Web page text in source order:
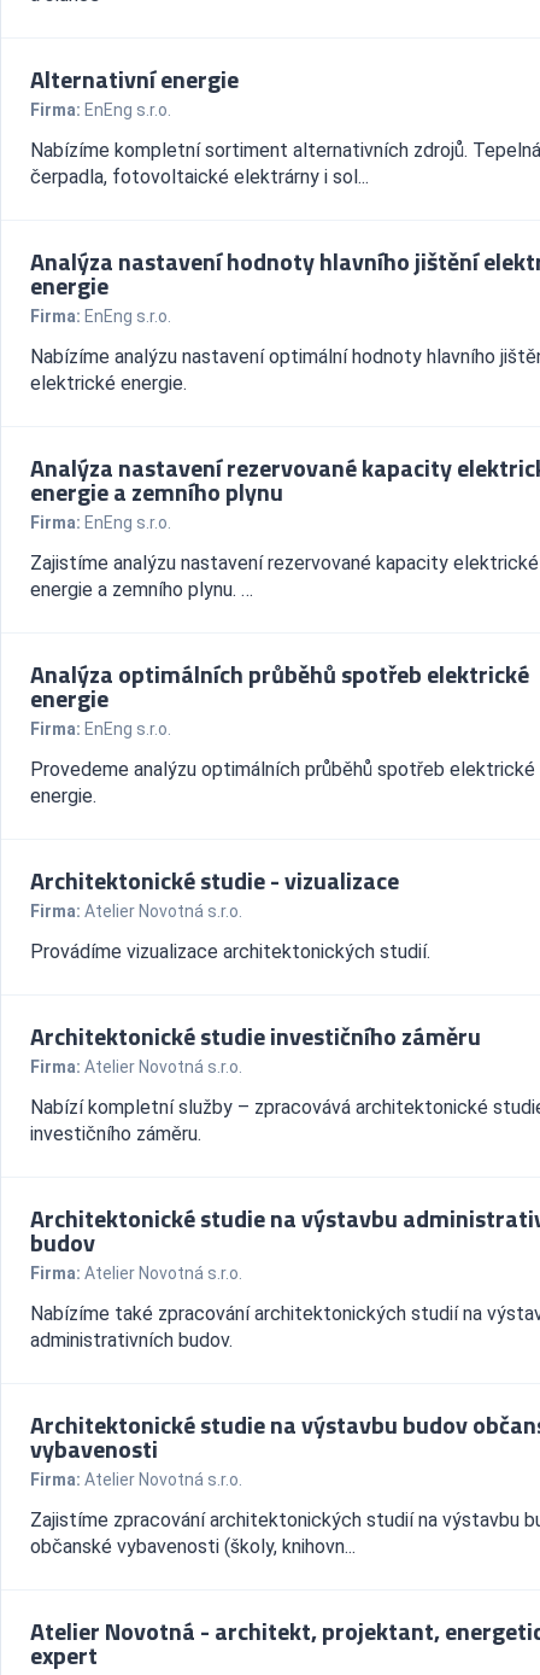
Alternativní energie
Firma: EnEng s.r.o.
Nabízíme kompletní sortiment alternativních zdrojů. Tepelná
čerpadla, fotovoltaické elektrárny i sol...
Analýza nastavení hodnoty hlavního jištění
energie
Firma: EnEng s.r.o.
Nabízíme analýzu nastavení optimální hodnoty hlavního
elektrické energie.
Analýza nastavení rezervované kapacity
energie a zemního plynu
Firma: EnEng s.r.o.
Zajistíme analýzu nastavení rezervované kapacity elektrické
energie a zemního plynu. …
Analýza optimálních průběhů spotřeb elektrické
energie
Firma: EnEng s.r.o.
Provedeme analýzu optimálních průběhů spotřeb elektrické
energie.
Architektonické studie - vizualizace
Firma: Atelier Novotná s.r.o.
Provádíme vizualizace architektonických studií.
Architektonické studie investičního záměru
Firma: Atelier Novotná s.r.o.
Nabízí kompletní služby – zpracovává architektonické
investičního záměru.
Architektonické studie na výstavbu
budov
Firma: Atelier Novotná s.r.o.
Nabízíme také zpracování architektonických studií na
administrativních budov.
Architektonické studie na výstavbu budov
vybavenosti
Firma: Atelier Novotná s.r.o.
Zajistíme zpracování architektonických studií na výstavbu
občanské vybavenosti (školy, knihovn...
Atelier Novotná - architekt, projektant,
expert